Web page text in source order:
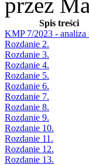
Spis treści
KMP 7/2023 - analiza
Rozdanie 2.
Rozdanie 3.
Rozdanie 4.
Rozdanie 5.
Rozdanie 6.
Rozdanie 7.
Rozdanie 8.
Rozdanie 9.
Rozdanie 10.
Rozdanie 11.
Rozdanie 12.
Rozdanie 13.